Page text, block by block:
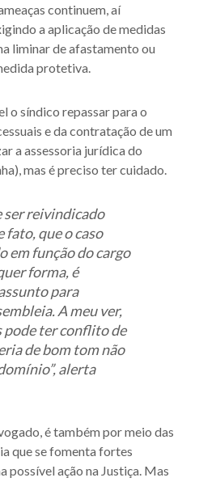
continuem, aí
a aplicação de medidas
liminar de afastamento ou
protetiva.
osíndico repassar para o
e da contratação de um
a assessoria jurídica do
mas é preciso ter cuidado.
ser reivindicado
fato, que o caso
em função do cargo
forma, é
para
. A meu ver,
pode ter conflito de
de bom tom não
alerta
é também por meio das
que se fomenta fortes
possível ação na Justiça. Mas